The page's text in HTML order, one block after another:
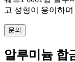
고 성형이 용이하
문의
알루미늄 합